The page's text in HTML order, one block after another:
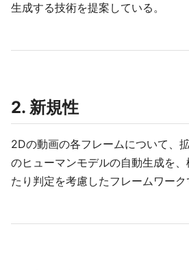
生成する技術を提案している。
2. 新規性
2Dの動画の各フレームについて、
のヒューマンモデルの自動生成を
たり判定を考慮したフレームワーク